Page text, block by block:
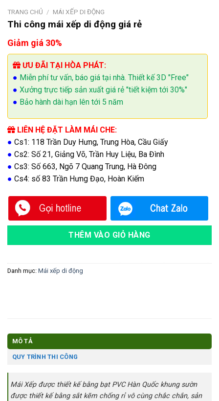
TRANG CHỦ / MÁI XẾP DI ĐỘNG
Thi công mái xếp di động giá rẻ
Giảm giá 30%
ƯU ĐÃI TẠI HÒA PHÁT:
● Miễn phí tư vấn, báo giá tại nhà. Thiết kế 3D "Free"
● Xưởng trực tiếp sản xuất giá rẻ "tiết kiệm tới 30%"
● Bảo hành dài hạn lên tới 5 năm
LIÊN HỆ ĐẶT LÀM MÁI CHE:
● Cs1: 118 Trần Duy Hưng, Trung Hòa, Cầu Giấy
● Cs2: Số 21, Giảng Võ, Trần Huy Liệu, Ba Đình
● Cs3: Số 663, Ngõ 7 Quang Trung, Hà Đông
● Cs4: số 83 Trần Hưng Đạo, Hoàn Kiếm
THÊM VÀO GIỎ HÀNG
Danh mục: Mái xếp di động
MÔ TẢ
QUY TRÌNH THI CÔNG
Mái Xếp được thiết kế bằng bạt PVC Hàn Quốc khung sườn
được thiết kế bằng sắt kẽm chống rỉ vô cùng chắc chắn, sản